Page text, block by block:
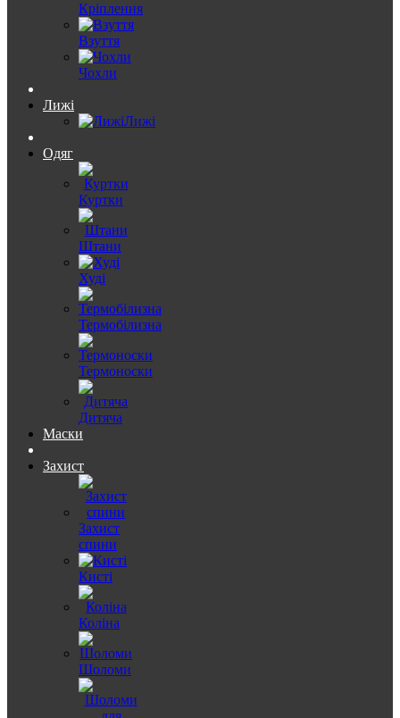
Кріплення
Взуття
Чохли
Лижі
Лижі
Одяг
Куртки
Штани
Худі
Термобілизна
Термоноски
Дитяча
Маски
Захист
Захист
спини
Кисті
Коліна
Шоломи